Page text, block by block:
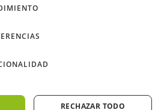
Política de Privacidad
RECHAZAR TODO